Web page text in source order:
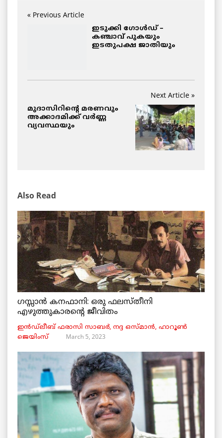
« Previous Article
ഇടുക്കി ഗോള്‍ഡ് –
കഞ്ചാവ് പുകയും
ഇടതുപക്ഷ ജാതിയും
Next Article »
മുദാസിറിന്റെ മരണവും
അക്കാദമിക്ക് വര്‍ണ്ണ
വ്യവസ്ഥയും
Also Read
ഗസ്സാൻ കനഫാനി: ഒരു ഫലസ്തീനി
എഴുത്തുകാരന്റെ ജീവിതം
ഇൻഡ്ലീബ് ​​ഫരാസി സാബർ, നദ്ദ ഒസ്മാൻ, ഹാറൂൺ
ജെയിംസ്
March 5, 2023